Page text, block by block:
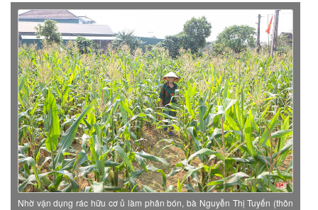
Nhờ vận dụng rác hữu cơ ủ làm phân bón, bà Nguyễn Thị Tuyến (thôn